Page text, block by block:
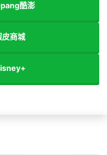
酷澎
商城